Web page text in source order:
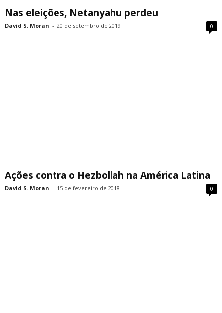
Nas eleições, Netanyahu perdeu
David S. Moran - 20 de setembro de 2019 0
Ações contra o Hezbollah na América Latina
David S. Moran - 15 de fevereiro de 2018 0